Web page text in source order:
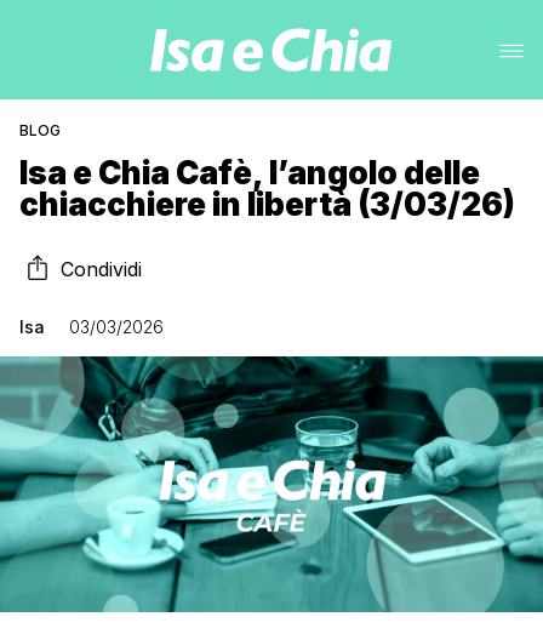
BLOG
Isa e Chia Cafè, l’angolo delle
chiacchiere in libertà (3/03/26)
Condividi
Isa 03/03/2026